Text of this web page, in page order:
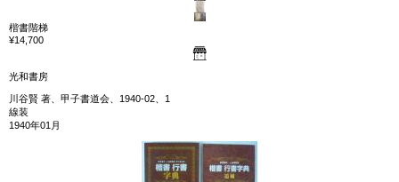
楷書階梯
¥14,700
光和書房
川谷賢 著、甲子書道会、1940-02、1
線装
1940年01月